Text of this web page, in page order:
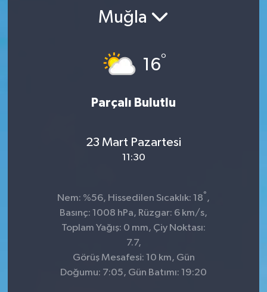
Muğla
16°
Parçalı Bulutlu
23 Mart Pazartesi
11:30
Nem: %56, Hissedilen Sıcaklık: 18° ,
Basınç: 1008 hPa, Rüzgar: 6 km/s,
Toplam Yağış: 0 mm, Çiy Noktası:
7.7,
Görüş Mesafesi: 10 km, Gün
Doğumu: 7:05, Gün Batımı: 19:20